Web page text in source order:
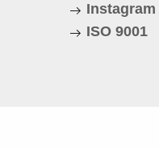
Instagram
ISO 9001